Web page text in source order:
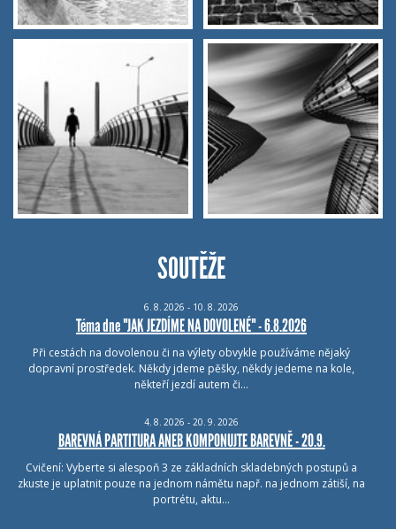
SOUTĚŽE
6. 8. 2026 - 10. 8. 2026
Téma dne "JAK JEZDÍME NA DOVOLENÉ" - 6.8.2026
Při cestách na dovolenou či na výlety obvykle používáme nějaký
dopravní prostředek. Někdy jdeme pěšky, někdy jedeme na kole,
někteří jezdí autem či…
4. 8. 2026 - 20. 9. 2026
BAREVNÁ PARTITURA ANEB KOMPONUJTE BAREVNĚ - 20.9.
Cvičení: Vyberte si alespoň 3 ze základních skladebných postupů a
zkuste je uplatnit pouze na jednom námětu např. na jednom zátiší, na
portrétu, aktu…